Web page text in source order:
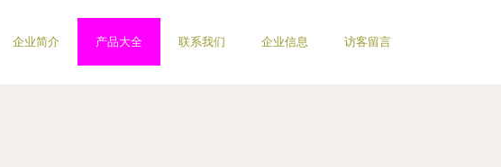
企业简介 产品大全 联系我们 企业信息 访客留言